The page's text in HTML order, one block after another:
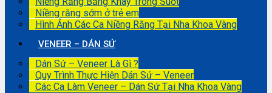
Niềng răng sớm ở trẻ em
Hình Ảnh Các Ca Niềng Răng Tại Nha Khoa Vàng
VENEER – DÁN SỨ
Dán Sứ – Veneer Là Gì ?
Quy Trình Thực Hiện Dán Sứ – Veneer
Các Ca Làm Veneer – Dán Sứ Tại Nha Khoa Vàng